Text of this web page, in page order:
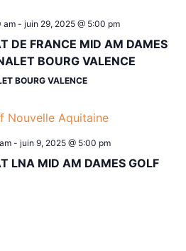
am- juin 29, 2025 @ 5:00 pm
DE FRANCE MID AM DAMES
BOURG VALENCE
BOURG VALENCE
- juin 9, 2025 @ 5:00 pm
LNA MID AM DAMES GOLF